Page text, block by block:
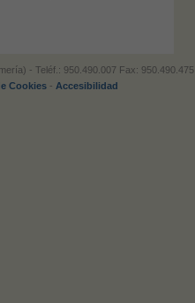
- Teléf.: 950.490.007 Fax: 950.490.475
Cookies- Accesibilidad